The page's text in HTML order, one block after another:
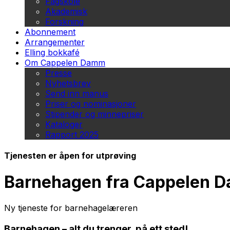
Akademisk
Forskning
Abonnement
Arrangementer
Elling bokkafé
Om Cappelen Damm
Presse
Nyhetsbrev
Send inn manus
Priser og nominasjoner
Stipender og minnepriser
Kataloger
Rapport 2025
Tjenesten er åpen for utprøving
Barnehagen fra Cappelen
Ny tjeneste for barnehagelæreren